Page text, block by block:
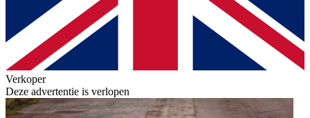
Verkoper
Deze advertentie is verlopen